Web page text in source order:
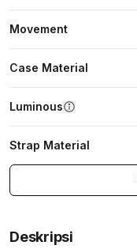
Movement
Case Material
Luminous
Strap Material
Deskripsi